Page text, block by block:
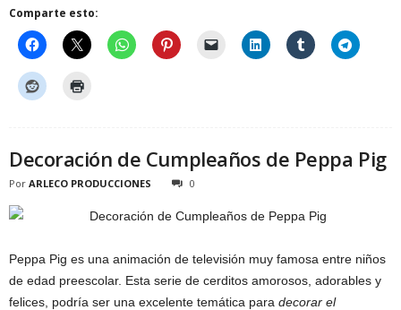
Comparte esto:
Decoración de Cumpleaños de Peppa Pig
Por ARLECO PRODUCCIONES 0
Peppa Pig es una animación de televisión muy famosa entre niños
de edad preescolar. Esta serie de cerditos amorosos, adorables y
felices, podría ser una excelente temática para decorar el